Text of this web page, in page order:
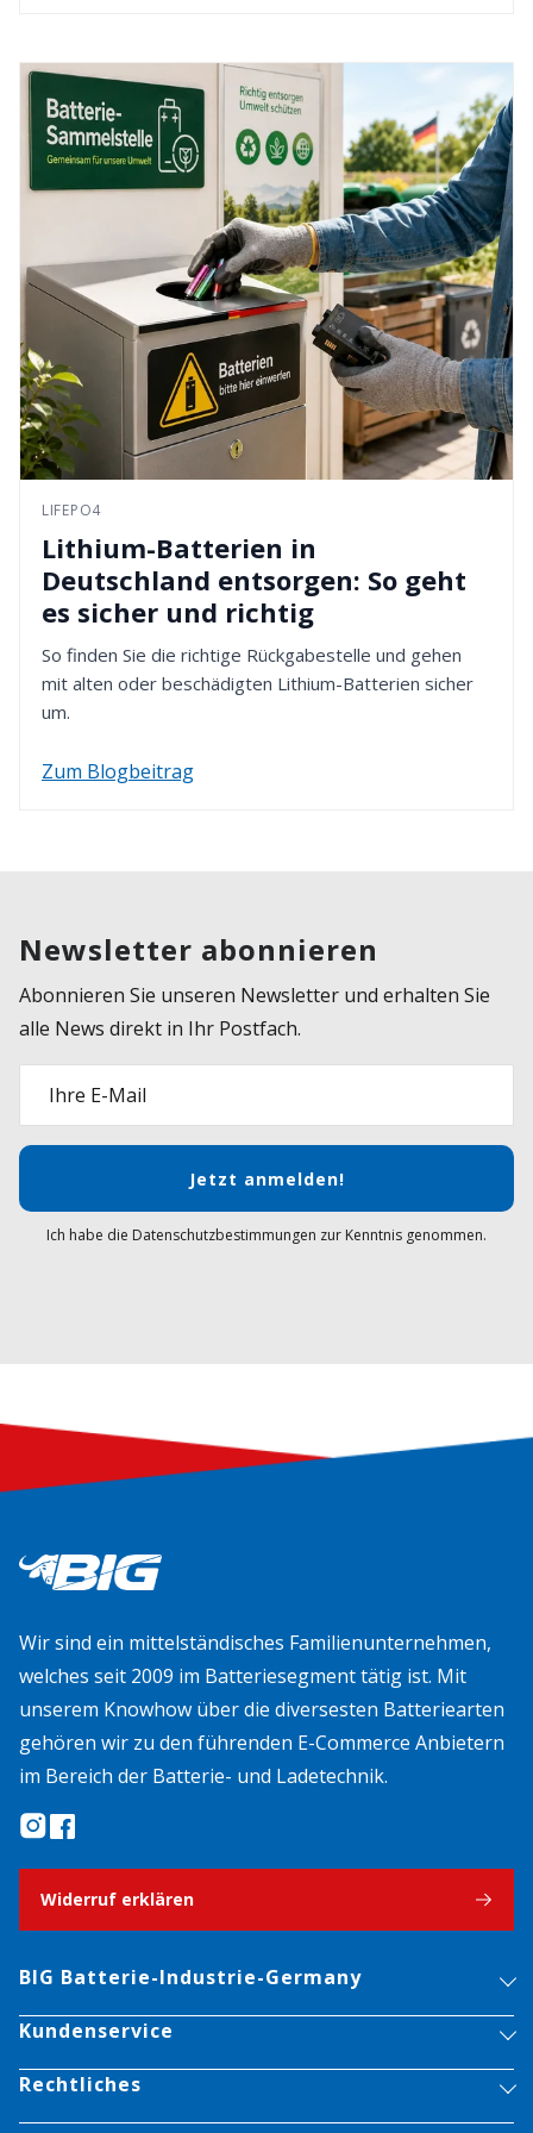
LIFEPO4
Lithium-Batterien in
Deutschland entsorgen: So geht
es sicher und richtig
So finden Sie die richtige Rückgabestelle und gehen
mit alten oder beschädigten Lithium-Batterien sicher
um.
Zum Blogbeitrag
Newsletter abonnieren
Abonnieren Sie unseren Newsletter und erhalten Sie
alle News direkt in Ihr Postfach.
Ihre E-Mail
Jetzt anmelden!
Ich habe die Datenschutzbestimmungen zur Kenntnis genommen.
Wir sind ein mittelständisches Familienunternehmen,
welches seit 2009 im Batteriesegment tätig ist. Mit
unserem Knowhow über die diversesten Batteriearten
gehören wir zu den führenden E-Commerce Anbietern
im Bereich der Batterie- und Ladetechnik.
Widerruf erklären
BIG Batterie-Industrie-Germany
Kundenservice
Rechtliches